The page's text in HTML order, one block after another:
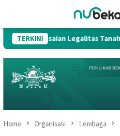
Menu
TERKINI
Legalitas Tanah Masjid se-
Home Organisasi Lembaga